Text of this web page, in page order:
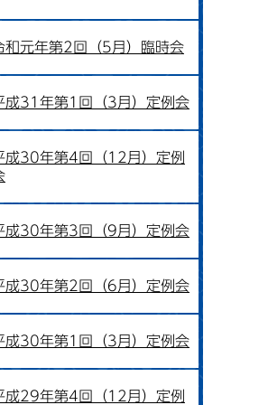
和元年第2回（5月）臨時会
成31年第1回（3月）定例会
成30年第4回（12月）定例
成30年第3回（9月）定例会
成30年第2回（6月）定例会
成30年第1回（3月）定例会
成29年第4回（12月）定例